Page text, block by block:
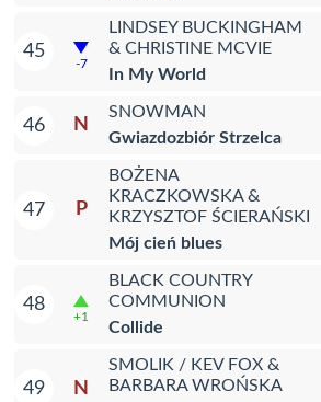
45
-7
LINDSEY BUCKINGHAM
& CHRISTINE MCVIE
In My World
46 N
SNOWMAN
Gwiazdozbiór Strzelca
47 P
BOŻENA
KRACZKOWSKA &
KRZYSZTOF ŚCIERAŃSKI
Mój cień blues
48
+1
BLACK COUNTRY
COMMUNION
Collide
49 N
SMOLIK / KEV FOX &
BARBARA WROŃSKA